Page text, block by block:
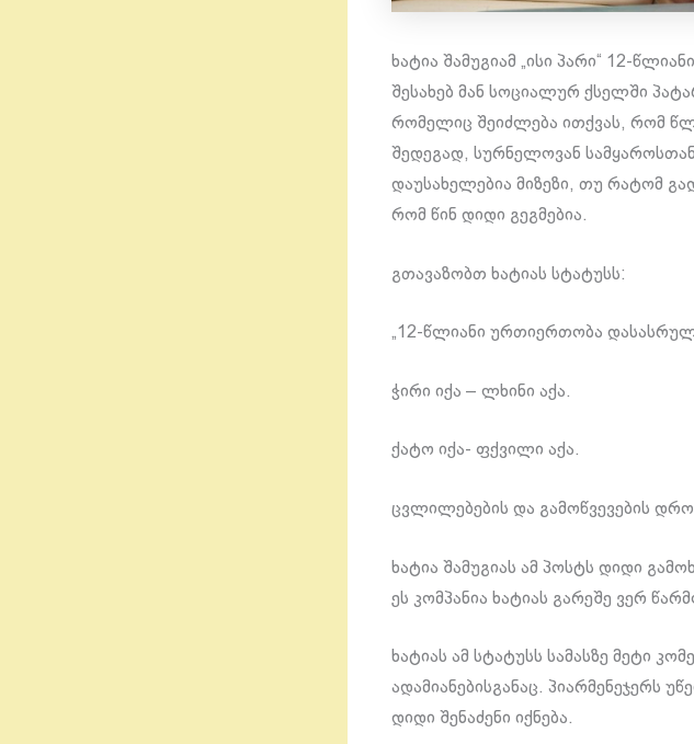
ხატია შამუგიამ „ისი პარი“ 12-
შესახებ მან სოციალურ ქსელში
რომელიც შეიძლება ითქვას, რომ
შედეგად, სურნელოვან
დაუსახელებია მიზეზი, თუ რატომ
რომ წინ დიდი გეგმებია.
გთავაზობთ ხატიას სტატუსს:
„12-წლიანი ურთიერთობა
ჭირი იქა – ლხინი აქა.
ქატო იქა- ფქვილი აქა.
ცვლილებების და გამოწვევების
ხატია შამუგიას ამ პოსტს დიდი
ეს კომპანია ხატიას გარეშე ვერ
ხატიას ამ სტატუსს სამასზე მეტი
ადამიანებისგანაც. პიარმენეჯერს
დიდი შენაძენი იქნება.